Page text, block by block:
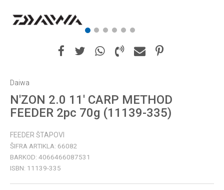
1 2 3 4 5 6
Daiwa
N'ZON 2.0 11' CARP METHOD
FEEDER 2pc 70g (11139-335)
FEEDER ŠTAPOVI
ŠIFRA ARTIKLA: 66082
BARKOD: 4066466087531
ISBN: 11139-335